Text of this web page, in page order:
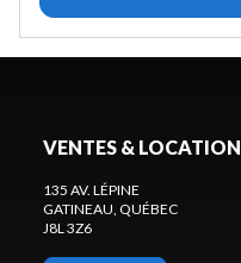
VENTES & LOCATION
135 AV. LÉPINE
GATINEAU , QUÉBEC
J8L 3Z6